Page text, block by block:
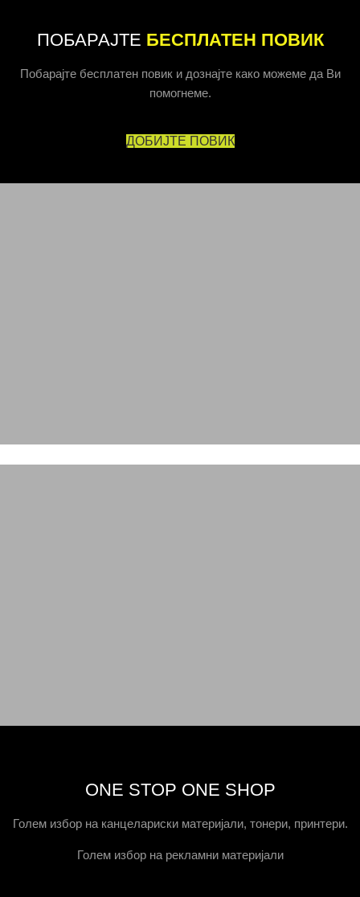
ПОБАРАЈТЕ БЕСПЛАТЕН ПОВИК
Побарајте бесплатен повик и дознајте како можеме да Ви
помогнеме.
ДОБИЈТЕ ПОВИК
ONE STOP ONE SHOP
Голем избор на канцелариски материјали, тонери, принтери.
Голем избор на рекламни материјали